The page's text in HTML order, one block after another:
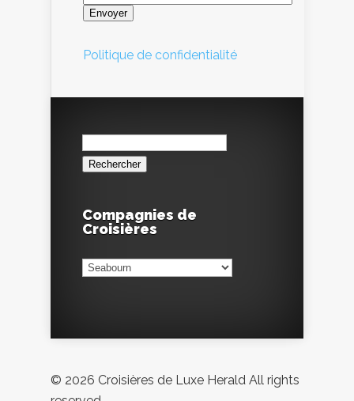
Politique de confidentialité
Rechercher :
Compagnies de
Croisières
Compagnies
de
© 2026 Croisières de Luxe Herald All rights